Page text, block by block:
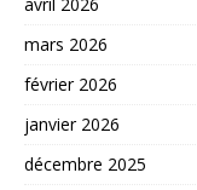
mars 2026
février 2026
janvier 2026
décembre 2025